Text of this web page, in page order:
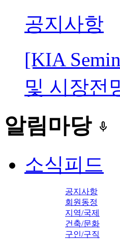
공지사항
[KIA
및 시장전
알림마당 keyboard_voice
소식피드
공지사항
회원동정
지역/국제
건축/문화
구인/구직